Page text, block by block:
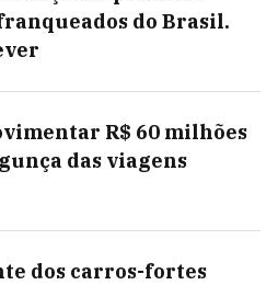
do Brasil.
R$ 60 milhões
das viagens
dos carros-fortes